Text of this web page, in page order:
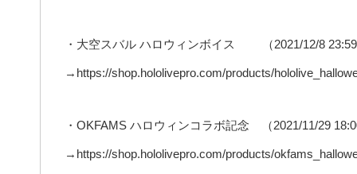
・大空スバル ハロウィンボイス （2021/12/8
→https://shop.hololivepro.com/products/
・OKFAMS ハロウィンコラボ記念 （2021/11/29
→https://shop.hololivepro.com/products/